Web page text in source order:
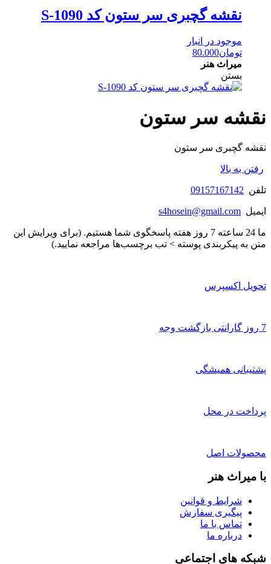
نقشه گچبری سر ستون کد S-1090
موجود در انبار
تومان80.000
میراث هنر
بستن
نقشه سر ستون
نقشه گچبری سر ستون
رفتن به بالا
تلفن 09157167142
ایمیل s4hosein@gmail.com
ما 24 ساعته 7 روز هفته پاسخگوی شما هستیم. (برای ویرایش این
متن به پیکربندی پوسته > تب برچسب‌ها مراجعه نمایید.)
تحویل اکسپرس
7 روز گارانتی بازگشت وجه
پشتیبانی همیشگی
پرداخت در محل
محصولات اصل
با میراث هنر
شرایط و قوانین
پیگیری سفارش
تماس با ما
درباره ما
شبکه های اجتماعی